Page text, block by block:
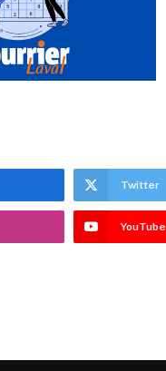
Twitter
YouTube